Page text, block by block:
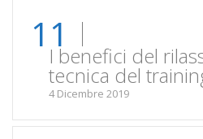
11I benefici del
tecnica del
4 Dicembre 2019